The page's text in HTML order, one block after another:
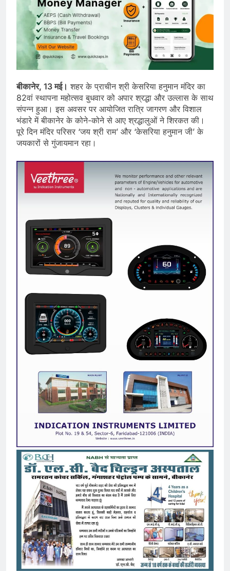
बीकानेर, 13 मई। शहर के प्राचीन श्री केसरिया हनुमान मंदिर का
82वां स्थापना महोत्सव बुधवार को अपार श्रद्धा और उल्लास के साथ
संपन्न हुआ। इस अवसर पर आयोजित रात्रि जागरण और विशाल
भंडारे में बीकानेर के कोने-कोने से आए श्रद्धालुओं ने शिरकत की।
पूरे दिन मंदिर परिसर ‘जय श्री राम’ और ‘केसरिया हनुमान जी’ के
जयकारों से गुंजायमान रहा।